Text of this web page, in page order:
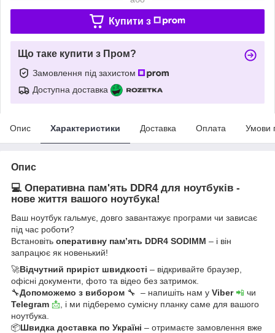
Купити з
Що таке купити з Пром?
Замовлення під захистом
Доступна доставка
Опис Характеристики Доставка Оплата Умови
Опис
💻 Оперативна пам'ять DDR4 для ноутбуків -
нове життя вашого ноутбука!
Ваш ноутбук гальмує, довго завантажує програми чи зависає
під час роботи?
Встановіть оперативну пам’ять DDR4 SODIMM – і він
запрацює як новенький!
🚀Відчутний приріст швидкості – відкривайте браузер,
офісні документи, фото та відео без затримок.
🔧Допоможемо з вибором 🔧 – напишіть нам у Viber📲 чи
Telegram 📩 , і ми підберемо сумісну планку саме для вашого
ноутбука.
📦Швидка доставка по Україні – отримаєте замовлення вже